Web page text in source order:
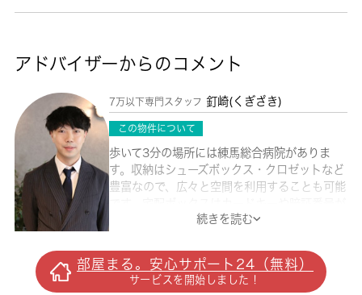
アドバイザーからのコメント
7万以下専門スタッフ 釘崎(くぎざき)
この物件について
歩いて3分の場所には練馬総合病院がありま
す。収納はシューズボックス・クロゼットなど
豊富なので、広々と空間を利用することも可能
なければ開けられないので、荷物の盗難防止に
女性にも人気です。室内設備はエアコン・フロ
ーリングなど充実した設備を備え付けていま
す。こちらは月々の家賃が5.7万円の物件で
続きを読む
部屋まる。安心サポート24（無料）
サービスを開始しました！